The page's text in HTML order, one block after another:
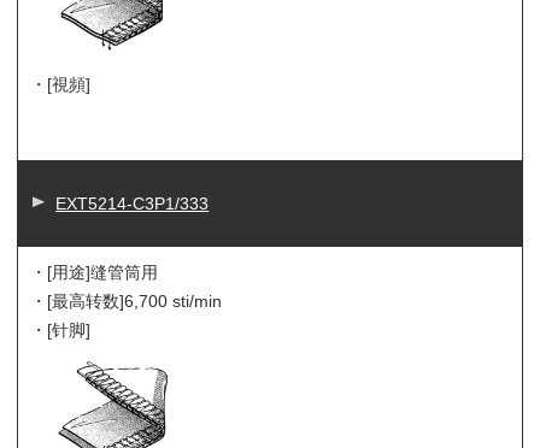
・[視頻]
EXT5214-C3P1/333
・[用途]缝管筒用
・[最高转数]6,700 sti/min
・[针脚]